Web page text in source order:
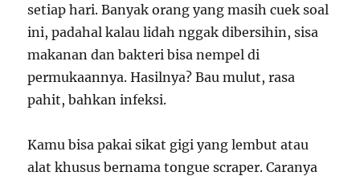
setiap hari. Banyak orang yang masih cuek soal
ini, padahal kalau lidah nggak dibersihin, sisa
makanan dan bakteri bisa nempel di
permukaannya. Hasilnya? Bau mulut, rasa
pahit, bahkan infeksi.
Kamu bisa pakai sikat gigi yang lembut atau
alat khusus bernama tongue scraper. Caranya